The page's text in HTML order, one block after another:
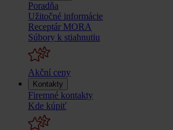
Poradňa
Užitočné informácie
Receptár MORA
Súbory k stiahnutiu
Akční ceny
Kontakty
Firemné kontakty
Kde kúpiť